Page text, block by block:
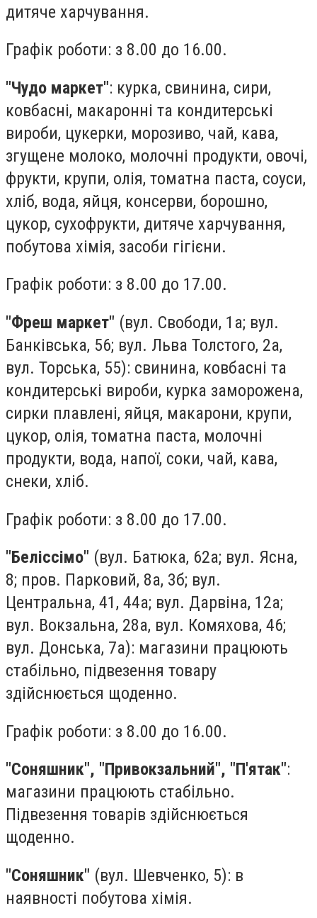
дитяче харчування.
Графік роботи: з 8.00 до 16.00.
"Чудо маркет": курка, свинина, сири,
ковбасні, макаронні та кондитерські
вироби, цукерки, морозиво, чай, кава,
згущене молоко, молочні продукти, овочі,
фрукти, крупи, олія, томатна паста, соуси,
хліб, вода, яйця, консерви, борошно,
цукор, сухофрукти, дитяче харчування,
побутова хімія, засоби гігієни.
Графік роботи: з 8.00 до 17.00.
"Фреш маркет" (вул. Свободи, 1а; вул.
Банківська, 56; вул. Льва Толстого, 2а,
вул. Торська, 55): свинина, ковбасні та
кондитерські вироби, курка заморожена,
сирки плавлені, яйця, макарони, крупи,
цукор, олія, томатна паста, молочні
продукти, вода, напої, соки, чай, кава,
снеки, хліб.
Графік роботи: з 8.00 до 17.00.
"Беліссімо" (вул. Батюка, 62а; вул. Ясна,
8; пров. Парковий, 8а, 3б; вул.
Центральна, 41, 44а; вул. Дарвіна, 12а;
вул. Вокзальна, 28а, вул. Комяхова, 46;
вул. Донська, 7а): магазини працюють
стабільно, підвезення товару
здійснюється щоденно.
Графік роботи: з 8.00 до 16.00.
"Соняшник", "Привокзальний", "П'ятак":
магазини працюють стабільно.
Підвезення товарів здійснюється
щоденно.
"Соняшник" (вул. Шевченко, 5): в
наявності побутова хімія.